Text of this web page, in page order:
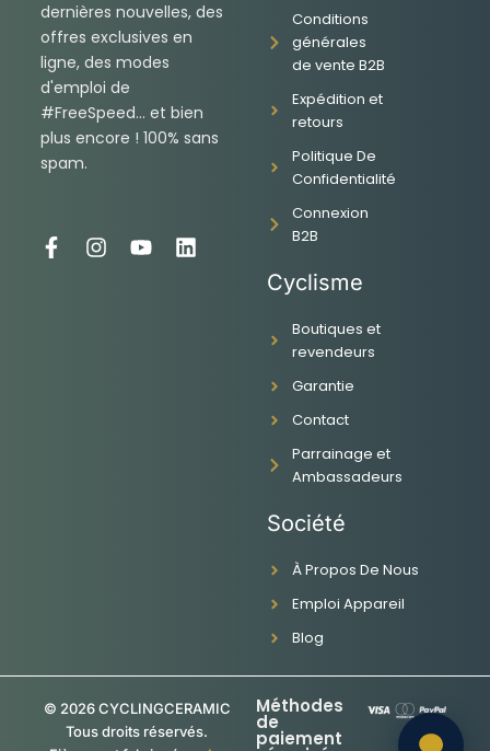
dernières nouvelles, des
offres exclusives en
ligne, des modes
d'emploi de
#FreeSpeed... et bien
plus encore ! 100% sans
spam.
F
I
Y
L
Conditions
générales
de vente B2B
Expédition et
retours
Politique De
Confidentialité
Connexion
B2B
Cyclisme
Boutiques et
revendeurs
Garantie
Contact
Parrainage et
Ambassadeurs
Société
À Propos De Nous
Emploi Appareil
Blog
© 2026 CYCLINGCERAMIC
Tous droits réservés.
Méthodes
de
paiement